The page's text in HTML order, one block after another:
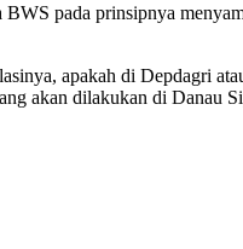
pada prinsipnya
apakah di Depdagri
akan dilakukan di Danau